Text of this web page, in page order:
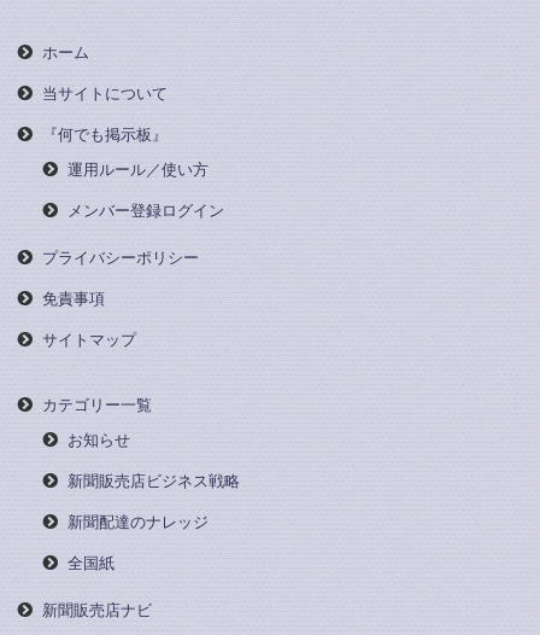
ホーム
当サイトについて
『何でも掲示板』
運用ルール／使い方
メンバー登録ログイン
プライバシーポリシー
免責事項
サイトマップ
カテゴリー一覧
お知らせ
新聞販売店ビジネス戦略
新聞配達のナレッジ
全国紙
新聞販売店ナビ